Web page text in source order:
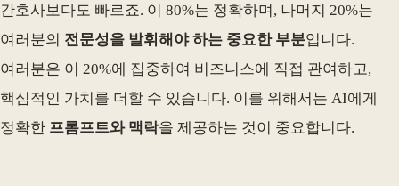
간호사보다도 빠르죠. 이 80%는 정확하며, 나머지 20%는
여러분의 전문성을 발휘해야 하는 중요한 부분입니다.
여러분은 이 20%에 집중하여 비즈니스에 직접 관여하고,
핵심적인 가치를 더할 수 있습니다. 이를 위해서는 AI에게
정확한 프롬프트와 맥락을 제공하는 것이 중요합니다.